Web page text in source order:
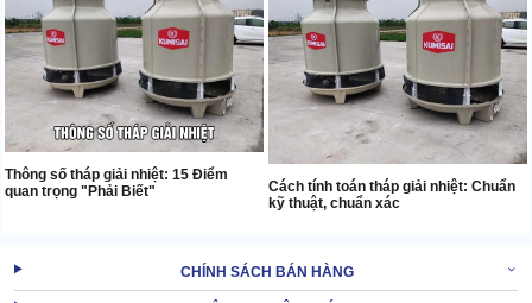
Thông số tháp giải nhiệt: 15 Điểm
quan trọng "Phải Biết"
Cách tính toán tháp giải nhiệt: Chuẩn
kỹ thuật, chuẩn xác
CHÍNH SÁCH BÁN HÀNG